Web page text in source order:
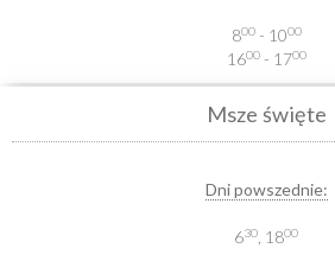
800- 1000
1600- 1700
Msze święte
Dni powszednie:
630 , 1800